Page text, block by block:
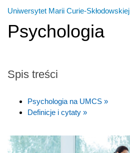
Uniwersytet Marii Curie-
Psychologia
Spis treści
Psychologia na UMCS »
Definicje i cytaty »